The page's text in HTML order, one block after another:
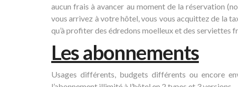
aucun frais à avancer au moment de la réservation
vous arrivez à votre hôtel, vous vous acquittez de la
qu’à profiter des édredons moelleux et des serviettes
Les abonnements
Usages différents, budgets différents ou encore